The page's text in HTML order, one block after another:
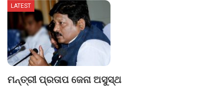
LATEST
ମନ୍ତ୍ରୀ ପ୍ରତାପ ଜେନା ଅସୁସ୍ଥ